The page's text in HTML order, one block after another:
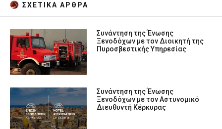
ΣΧΕΤΙΚA AΡΘΡΑ
Συνάντηση της Ένωσης
Ξενοδόχων με τον Διοικητή της
Πυροσβεστικής Υπηρεσίας
Συνάντηση της Ένωσης
Ξενοδόχων με τον Αστυνομικό
Διευθυντή Κέρκυρας